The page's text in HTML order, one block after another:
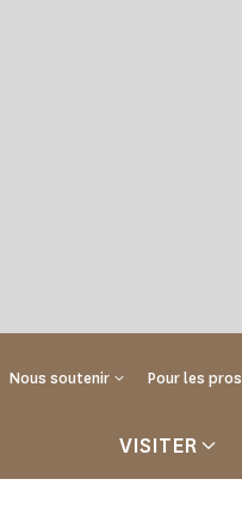
Nous soutenir Pour les pros
VISITER